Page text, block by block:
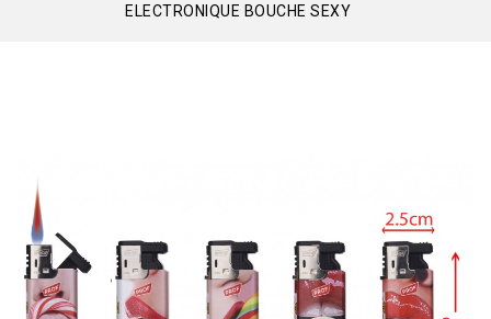
ELECTRONIQUE BOUCHE SEXY